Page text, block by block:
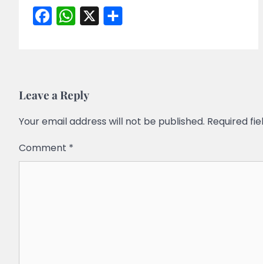
Facebook
WhatsApp
X
Leave a Reply
Your email address will not be published. Required
Comment *